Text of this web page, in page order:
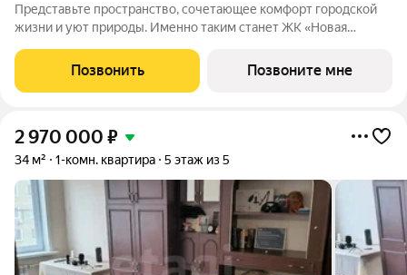
Представьте пространство, сочетающее комфорт городской
жизни и уют природы. Именно таким станет ЖК «Новая
крупнейших проектов в Саранске от надежного застройщика
АО "СЗ "МИК".От центра Саранска ЖК
Позвонить Позвоните мне
2 970 000 ₽
34 м² 1-комн. квартира 5 этаж из 5